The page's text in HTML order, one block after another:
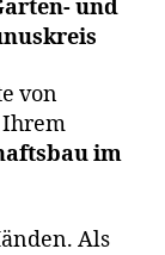
und
von
Ihrem
im
Als